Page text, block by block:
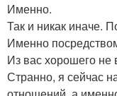
Именно.
Так и никак иначе.
Именно
Из вас хорошего не
Странно, я сейчас